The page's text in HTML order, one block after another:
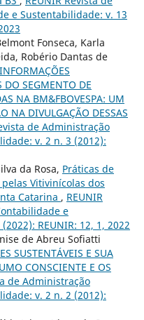
e Sustentabilidade: v. 13
Fonseca, Karla
Robério Dantas de
DO SEGMENTO DE
NA BM&FBOVESPA: UM
NA DIVULGAÇÃO DESSAS
de Administração
v. 2 n. 3 (2012):
da Rosa, Práticas de
Vitivinícolas dos
Catarina , REUNIR
e
REUNIR: 12, 1, 2022
de Abreu Sofiatti
SUSTENTÁVEIS E SUA
CONSCIENTE E OS
de Administração
v. 2 n. 2 (2012):